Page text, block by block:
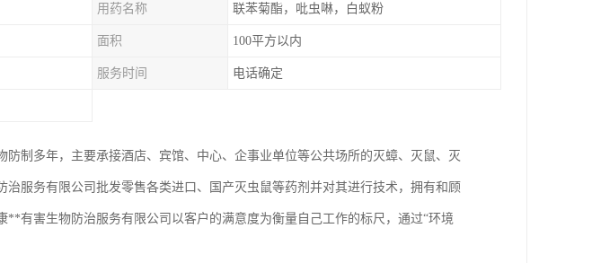
用药名称 联苯菊酯，吡虫啉，白蚁粉
面积 100平方以内
服务时间 电话确定
制多年，主要承接酒店、宾馆、中心、企事业单位等公共场所的灭蟑、灭鼠、灭
服务有限公司批发零售各类进口、国产灭虫鼠等药剂并对其进行技术，拥有和顾
有害生物防治服务有限公司以客户的满意度为衡量自己工作的标尺，通过“环境